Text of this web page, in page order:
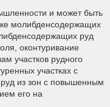
и может быть
молибденсодержащих
руд
оконтуривание
участков рудного
участках с
из зон с повышенным
его на